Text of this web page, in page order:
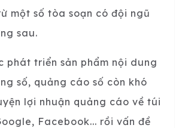
một số tòa soạn có đội ngũ
sau.
phát triển sản phẩm nội dung
số, quảng cáo số còn khó
lợi nhuận quảng cáo về túi
Facebook... rồi vấn đề